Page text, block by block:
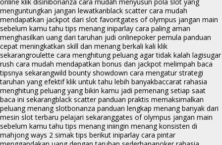
menguntungkan jangan lewatkanblack scatter cara mudah
mendapatkan jackpot dari slot favoritgates of olympus jangan main
sebelum kamu tahu tips menang iniparlay cara paling aman
menghasilkan uang dari taruhan judi onlinepoker pemula panduan
cepat meningkatkan skill dan menang berkali kali klik
sekarangroulette cara menghitung peluang agar tidak kalah lagisugar
rush cara mudah mendapatkan bonus dan jackpot melimpah baca
tipsnya sekarangwild bounty showdown cara mengatur strategi
taruhan yang efektif klik untuk tahu lebih banyakbaccarat rahasia
menghitung peluang yang bikin kamu jadi pemenang setiap saat
baca ini sekarangblack scatter panduan praktis memaksimalkan
peluang menang slotbonanza panduan lengkap menang banyak dari
mesin slot terbaru pelajari sekaranggates of olympus jangan main
sebelum kamu tahu tips menang iniingin menang konsisten di
mahjong ways 2 simak tips berikut iniparlay cara pintar